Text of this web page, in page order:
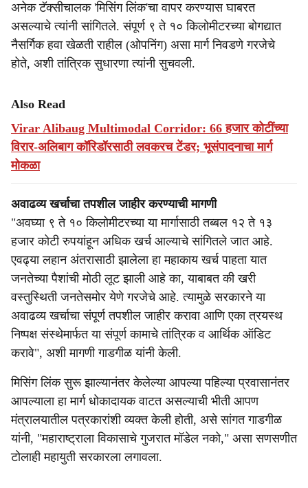
अनेक टॅक्सीचालक 'मिसिंग लिंक'चा वापर करण्यास घाबरत
असल्याचे त्यांनी सांगितले. संपूर्ण ९ ते १० किलोमीटरच्या बोगद्यात
नैसर्गिक हवा खेळती राहील (ओपनिंग) असा मार्ग निवडणे गरजेचे
होते, अशी तांत्रिक सुधारणा त्यांनी सुचवली.
Also Read
Virar Alibaug Multimodal Corridor: 66 हजार कोटींच्या
विरार-अलिबाग कॉरिडॉरसाठी लवकरच टेंडर; भूसंपादनाचा मार्ग
मोकळा
अवाढव्य खर्चाचा तपशील जाहीर करण्याची मागणी
"अवघ्या ९ ते १० किलोमीटरच्या या मार्गासाठी तब्बल १२ ते १३
हजार कोटी रुपयांहून अधिक खर्च आल्याचे सांगितले जात आहे.
एवढ्या लहान अंतरासाठी झालेला हा महाकाय खर्च पाहता यात
जनतेच्या पैशांची मोठी लूट झाली आहे का, याबाबत की खरी
वस्तुस्थिती जनतेसमोर येणे गरजेचे आहे. त्यामुळे सरकारने या
अवाढव्य खर्चाचा संपूर्ण तपशील जाहीर करावा आणि एका त्रयस्थ
निष्पक्ष संस्थेमार्फत या संपूर्ण कामाचे तांत्रिक व आर्थिक ऑडिट
करावे", अशी मागणी गाडगीळ यांनी केली.
मिसिंग लिंक सुरू झाल्यानंतर केलेल्या आपल्या पहिल्या प्रवासानंतर
आपल्याला हा मार्ग धोकादायक वाटत असल्याची भीती आपण
मंत्रालयातील पत्रकारांशी व्यक्त केली होती, असे सांगत गाडगीळ
यांनी, "महाराष्ट्राला विकासाचे गुजरात मॉडेल नको," असा सणसणीत
टोलाही महायुती सरकारला लगावला.